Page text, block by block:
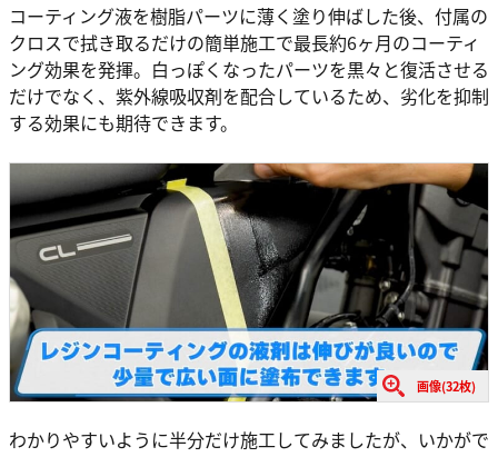
コーティング液を樹脂パーツに薄く塗り伸ばした後、付属の
クロスで拭き取るだけの簡単施工で最長約6ヶ月のコーティ
ング効果を発揮。白っぽくなったパーツを黒々と復活させる
だけでなく、紫外線吸収剤を配合しているため、劣化を抑制
する効果にも期待できます。
画像(32枚)
わかりやすいように半分だけ施工してみましたが、いかがで